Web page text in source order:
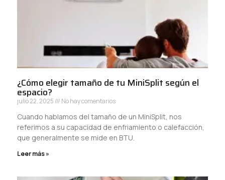
¿Cómo elegir tamaño de tu MiniSplit según el
espacio?
julio 22, 2025 No hay comentarios
Cuando hablamos del tamaño de un MiniSplit, nos
referimos a su capacidad de enfriamiento o calefacción,
que generalmente se mide en BTU.
Leer más »